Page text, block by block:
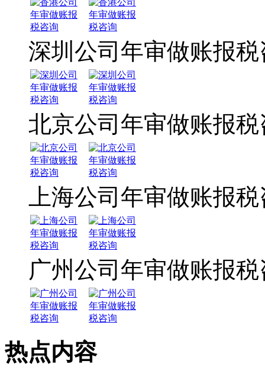
深圳公司年审做账报税
北京公司年审做账报税
上海公司年审做账报
广州公司年审做账报
热点内容